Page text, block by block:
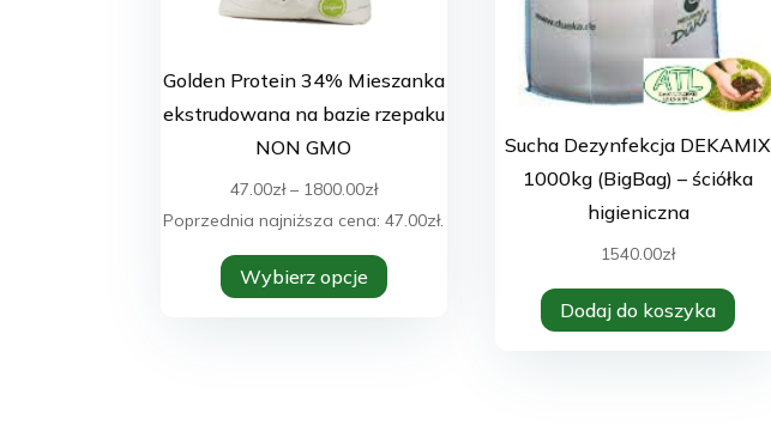
Golden Protein 34% Mieszanka
ekstrudowana na bazie rzepaku
NON GMO
47.00zł – 1800.00złZakres
cen:
od
47.00zł
Poprzednia najniższa cena:47.00zł.
Wybierz opcje
produkt
Sucha Dezynfekcja DEKAMIX
1000kg (BigBag) – ściółka
higieniczna
1540.00zł
Dodaj do koszyka